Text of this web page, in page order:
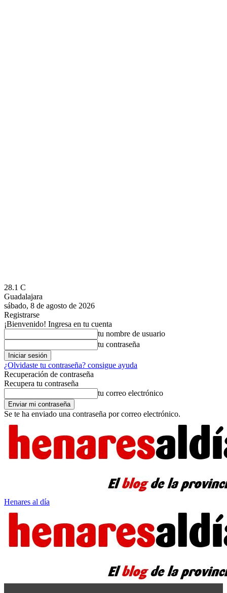
28.1 C
Guadalajara
sábado, 8 de agosto de 2026
Registrarse
¡Bienvenido! Ingresa en tu cuenta
tu nombre de usuario
tu contraseña
¿Olvidaste tu contraseña? consigue ayuda
Recuperación de contraseña
Recupera tu contraseña
tu correo electrónico
Se te ha enviado una contraseña por correo electrónico.
Henares al día